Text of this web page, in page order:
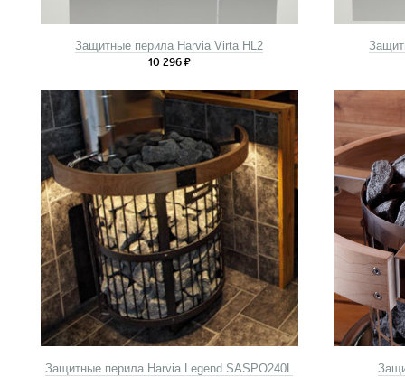
Защитные перила Harvia Virta HL2
10 296₽
Защитные перила Harvia Legend SASPO240L